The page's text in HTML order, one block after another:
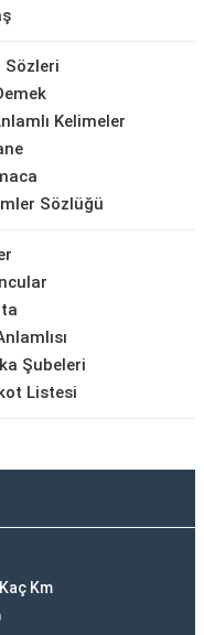
Sözleri
Kelimeler
Sözlüğü
Şubeleri
Listesi
Km